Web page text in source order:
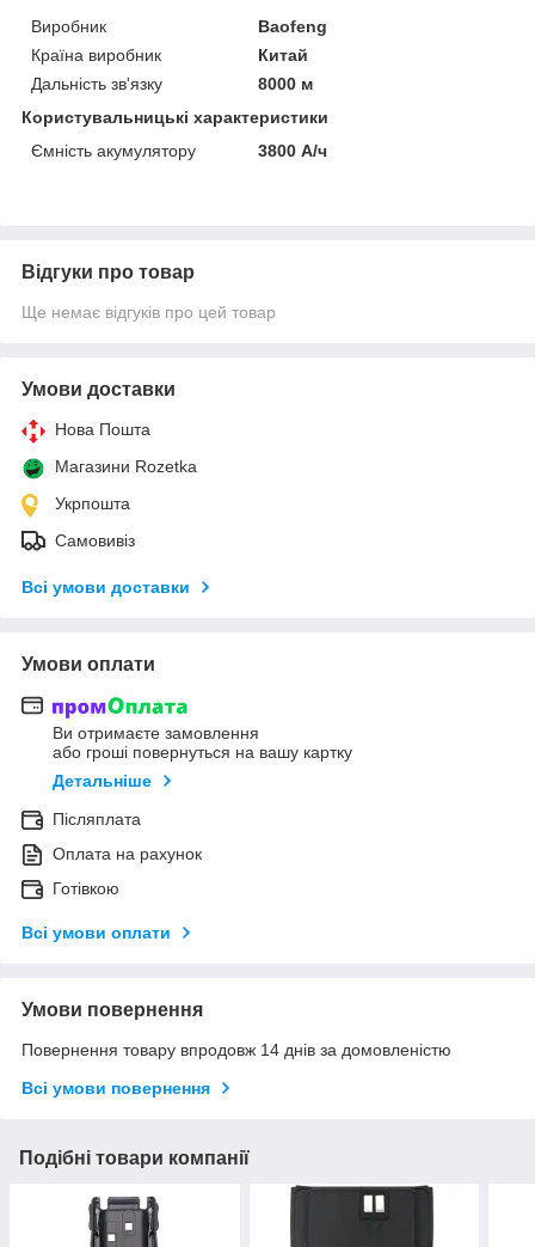
Виробник
Baofeng
Країна виробник
Китай
Дальність зв'язку
8000 м
Користувальницькі характеристики
Ємність акумулятору
3800 А/ч
Відгуки про товар
Ще немає відгуків про цей товар
Умови доставки
Нова Пошта
Магазини Rozetka
Укрпошта
Самовивіз
Всі умови доставки
Умови оплати
Ви отримаєте замовлення
або гроші повернуться на вашу картку
Детальніше
Післяплата
Оплата на рахунок
Готівкою
Всі умови оплати
Умови повернення
Повернення товару впродовж 14 днів за домовленістю
Всі умови повернення
Подібні товари компанії